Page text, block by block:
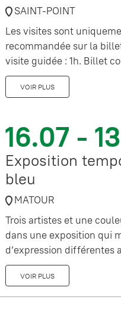
SAINT-POINT
Les visites sont
recommandée sur la
visite guidée : 1h. Billet
VOIR PLUS
16.07 -
Exposition
bleu
MATOUR
Trois artistes et une
dans une exposition qui
d’expression différentes
VOIR PLUS